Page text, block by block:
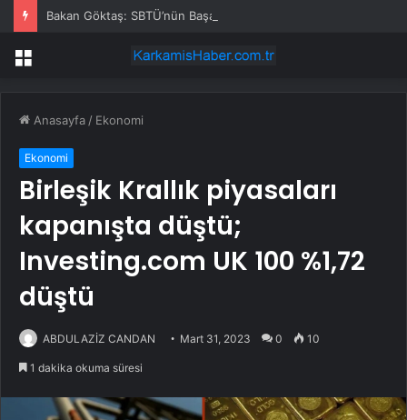
Bakan Göktaş: SBTÜ’nün Başarıları Gurur Verici
Menü
Anasayfa / Ekonomi
Ekonomi
Birleşik Krallık piyasaları
kapanışta düştü;
Investing.com UK 100 %1,72
düştü
ABDULAZİZ CANDAN Mart 31, 2023 0 10
1 dakika okuma süresi